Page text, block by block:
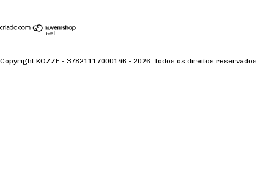
Copyright KOZZE - 37821117000146 - 2026. Todos os direitos reservados.